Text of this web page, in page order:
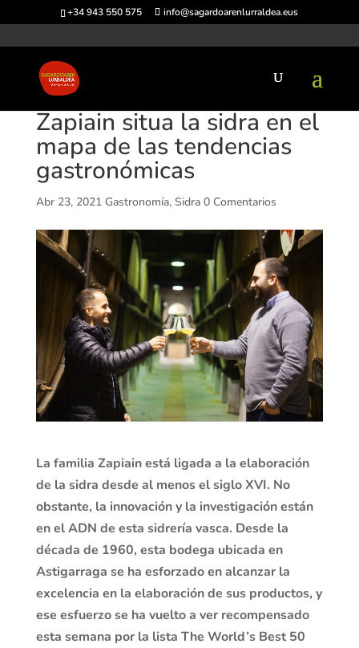
+34 943 550 575 info@sagardoarenlurraldea.eus
Zapiain situa la sidra en el
mapa de las tendencias
gastronómicas
Abr 23, 2021 Gastronomía, Sidra 0 Comentarios
La familia Zapiain está ligada a la elaboración
de la sidra desde al menos el siglo XVI. No
obstante, la innovación y la investigación están
en el ADN de esta sidrería vasca. Desde la
década de 1960, esta bodega ubicada en
Astigarraga se ha esforzado en alcanzar la
excelencia en la elaboración de sus productos, y
ese esfuerzo se ha vuelto a ver recompensado
esta semana por la lista The World’s Best 50